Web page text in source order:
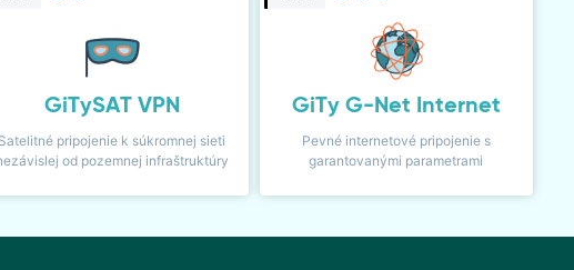
GiTySAT VPN
Satelitné pripojenie k súkromnej sieti
od pozemnej infraštruktúry
GiTy G-Net Internet
Pevné internetové pripojenie s
garantovanými parametrami